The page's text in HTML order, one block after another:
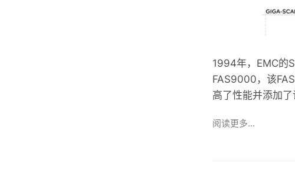
1994年，EMC的
FAS9000，该
高了性能并添加了
阅读更多...